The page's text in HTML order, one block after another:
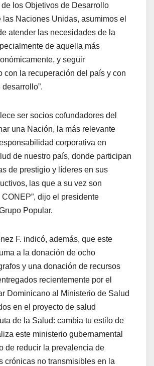
los Objetivos de Desarrollo
las Naciones Unidas, asumimos el
atender las necesidades de la
de aquella más
y seguir
con la recuperación del país y con
ser socios cofundadores del
una Nación, la más relevante
corporativa en
de nuestro país, donde participan
de prestigio y líderes en sus
las que a su vez son
dijo el presidente
Popular.
F. indicó, además, que este
a la donación de ocho
y una donación de recursos
recientemente por el
Dominicano al Ministerio de Salud
en el proyecto de salud
de la Salud: cambia tu estilo de
este ministerio gubernamental
de reducir la prevalencia de
crónicas no transmisibles en la